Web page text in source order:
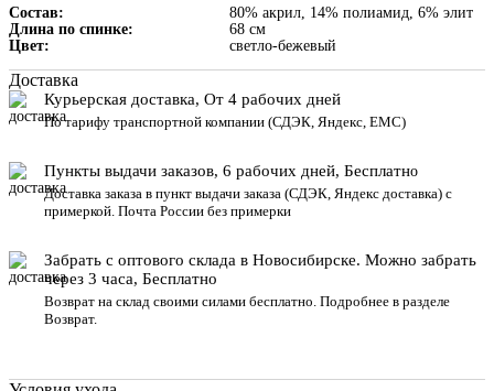
Состав
80% акрил, 14% полиамид, 6% элит
Длина по спинке
68 см
Цвет
светло-бежевый
Доставка
Курьерская доставка, От 4 рабочих дней
По тарифу транспортной компании (СДЭК, Яндекс, ЕМС)
Пункты выдачи заказов, 6 рабочих дней, Бесплатно
Доставка заказа в пункт выдачи заказа (СДЭК, Яндекс доставка) с
примеркой. Почта России без примерки
Забрать с оптового склада в Новосибирске. Можно забрать
через 3 часа, Бесплатно
Возврат на склад своими силами бесплатно. Подробнее в разделе
Возврат.